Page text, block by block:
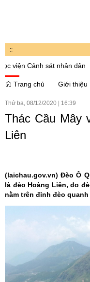
::
Cảnh sát nhân dân
Trang chủ Giới thiệu
Thứ ba, 08/12/2020 16:39
Thác Cầu Mây
Liên
(laichau.gov.vn) Đèo Ô
là đèo Hoàng Liên, do
nằm trên đỉnh đèo